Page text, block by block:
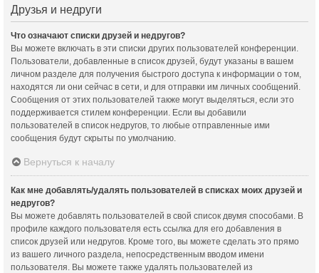
Друзья и недруги
Что означают списки друзей и недругов?
Вы можете включать в эти списки других пользователей конференции.
Пользователи, добавленные в список друзей, будут указаны в вашем
личном разделе для получения быстрого доступа к информации о том,
находятся ли они сейчас в сети, и для отправки им личных сообщений.
Сообщения от этих пользователей также могут выделяться, если это
поддерживается стилем конференции. Если вы добавили
пользователей в список недругов, то любые отправленные ими
сообщения будут скрыты по умолчанию.
Вернуться к началу
Как мне добавлять/удалять пользователей в списках моих друзей и
недругов?
Вы можете добавлять пользователей в свой список двумя способами. В
профиле каждого пользователя есть ссылка для его добавления в
список друзей или недругов. Кроме того, вы можете сделать это прямо
из вашего личного раздела, непосредственным вводом имени
пользователя. Вы можете также удалять пользователей из